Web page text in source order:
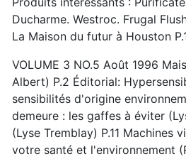
Ducharme. Westroc. Frugal
La Maison du futur à Houston
VOLUME 3 NO.5 Août 1996
Albert) P.2 Éditorial:
sensibilités d'origine
demeure : les gaffes à éviter
(Lyse Tremblay) P.11
votre santé et l'environnement